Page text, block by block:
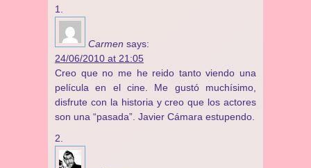
Carmen says:
24/06/2010 at 21:05
Creo que no me he reido tanto viendo una
película en el cine. Me gustó muchísimo,
disfrute con la historia y creo que los actores
son una “pasada”. Javier Cámara estupendo.